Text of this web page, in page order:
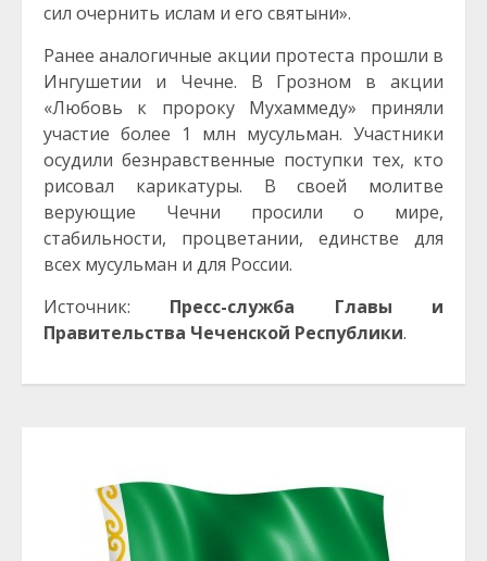
сил очернить ислам и его святыни».
Ранее аналогичные акции протеста прошли в
Ингушетии и Чечне. В Грозном в акции
«Любовь к пророку Мухаммеду» приняли
участие более 1 млн мусульман. Участники
осудили безнравственные поступки тех, кто
рисовал карикатуры. В своей молитве
верующие Чечни просили о мире,
стабильности, процветании, единстве для
всех мусульман и для России.
Источник: Пресс-служба Главы и
Правительства Чеченской Республики.